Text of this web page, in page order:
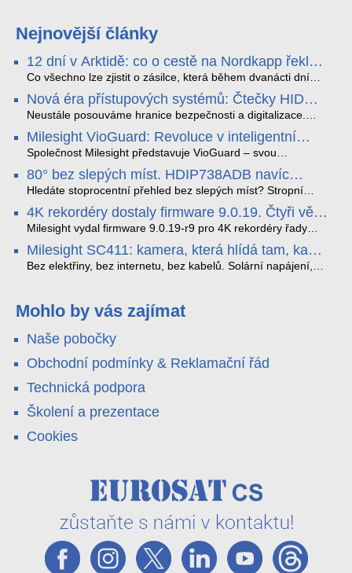
Nejnovější články
12 dní v Arktidě: co o cestě na Nordkapp řekla
data ze SMARTBOX 2 MAX
Co všechno lze zjistit o zásilce, která během dvanácti dní
projede Arktidou? SMARTBOX 2 MAX jsme vzali na trasu z
Tromsø přes Lofoty, Kirunu a finské Laponsko až na
Nordkapp. Bez jediného dobití, v mrazu až −13 °C a mimo
otřesy i náklon. Výsledkem není jen čára na mapě, ale
podrobný datový příběh celé cesty.
Nová éra přístupových systémů: Čtečky HID
Signo
Neustále posouváme hranice bezpečnosti a digitalizace.
v oblasti kontroly přístupu – moderní a vysoce univerzální
čtečky HID Signo.
Milesight VioGuard: Revoluce v inteligentní
detekci dopravních přestupků
Společnost Milesight představuje VioGuard – svou
dopravních přestupků. Tento systém, poháněný
sofistikovanými algoritmy umělé inteligence (AI), je navržen
tak, aby poskytoval komplexní nástroje pro vymáhání
dopravních předpisů, zvyšoval bezpečnost na silnicích a
optimalizoval plynulost dopravy v moderních městech.
80° bez slepých míst. HDIP738ADB navíc
streamuje na YouTube – bez PC.
Hledáte stoprocentní přehled bez slepých míst? Stropní
panoramatická kamera HDIP738ADB skládá obraz ze dvou
4MP senzorů SONY do jednoho čistého 180° záběru bez
zkreslení. K tomu přidává AI detekci osob a vozidel,
YouTube – bez běžícího počítače.
4K rekordéry dostaly firmware 9.0.19. Čtyři věci,
které musíte vědět.
Milesight vydal firmware 9.0.19-r9 pro 4K rekordéry řady
které vám zjednoduší práci – a jedna z nich vám ušetří
spoustu zbytečných výjezdů k zákazníkům.
Milesight SC411: kamera, která hlídá tam, kam
kabel nedosáhne
Bez elektřiny, bez internetu, bez kabelů. Solární napájení,
váš telefon. Podívejte se na video.
Mohlo by vás zajímat
Naše pobočky
Obchodní podmínky & Reklamační řád
Technická podpora
Školení a prezentace
Cookies